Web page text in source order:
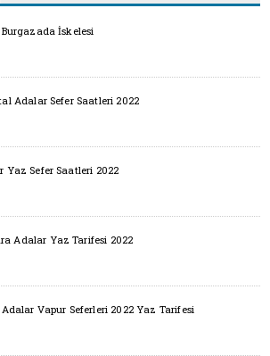
İskelesi
Adalar Sefer Saatleri 2022
Yaz Sefer Saatleri 2022
Adalar Yaz Tarifesi 2022
Adalar Vapur Seferleri 2022 Yaz Tarifesi